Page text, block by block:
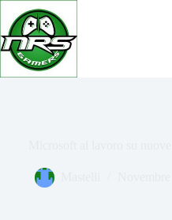
Salta
contenuto